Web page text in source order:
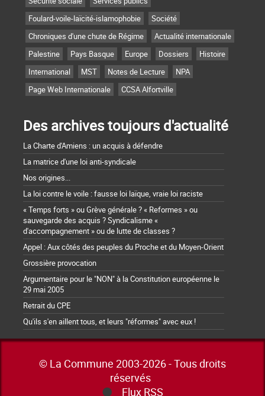
Foulard-voile-laïcité-islamophobie
Société
Chroniques d'une chute de Régime
Actualité internationale
Palestine
Pays Basque Europe Dossiers
Histoire
International
MST Notes de Lecture
NPA
Page Web Internationale
CCSA Alfortville
Des archives toujours d'actualité
La Charte d'Amiens : un acquis à défendre
La matrice d'une loi anti-syndicale
Nos origines...
La loi contre le voile : fausse loi laïque, vraie loi raciste
« Temps forts » ou Grève générale ? « Reformes » ou
sauvegarde des acquis ? Syndicalisme «
d'accompagnement » ou de lutte de classes ?
Appel : Aux côtés des peuples du Proche et du Moyen-Orient
Grossière provocation
Argumentaire pour le "NON" à la Constitution européenne le
29 mai 2005
Retrait du CPE
Qu'ils s'en aillent tous, et leurs "réformes" avec eux !
© La Commune 2003-2026 - Tous droits
réservés
Flux RSS